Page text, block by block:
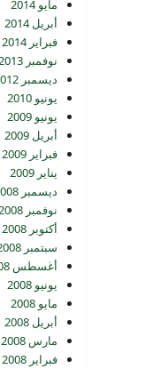
مايو 2014
أبريل 2014
فبراير 2014
نوفمبر 2013
ديسمبر 2012
يونيو 2010
يونيو 2009
أبريل 2009
فبراير 2009
يناير 2009
ديسمبر 2008
نوفمبر 2008
أكتوبر 2008
سبتمبر 2008
أغسطس 2008
يونيو 2008
مايو 2008
أبريل 2008
مارس 2008
فبراير 2008